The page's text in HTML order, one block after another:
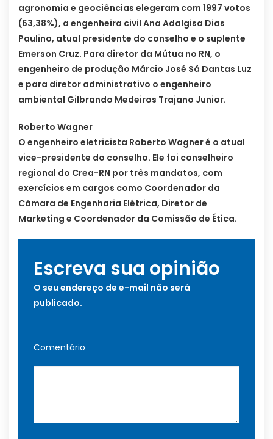
agronomia e geociências elegeram com 1997 votos
(63,38%), a engenheira civil Ana Adalgisa Dias
Paulino, atual presidente do conselho e o suplente
Emerson Cruz. Para diretor da Mútua no RN, o
engenheiro de produção Márcio José Sá Dantas Luz
e para diretor administrativo o engenheiro
ambiental Gilbrando Medeiros Trajano Junior.
Roberto Wagner
O engenheiro eletricista Roberto Wagner é o atual
vice-presidente do conselho. Ele foi conselheiro
regional do Crea-RN por três mandatos, com
exercícios em cargos como Coordenador da
Câmara de Engenharia Elétrica, Diretor de
Marketing e Coordenador da Comissão de Ética.
Escreva sua opinião
O seu endereço de e-mail não será
publicado.
Comentário